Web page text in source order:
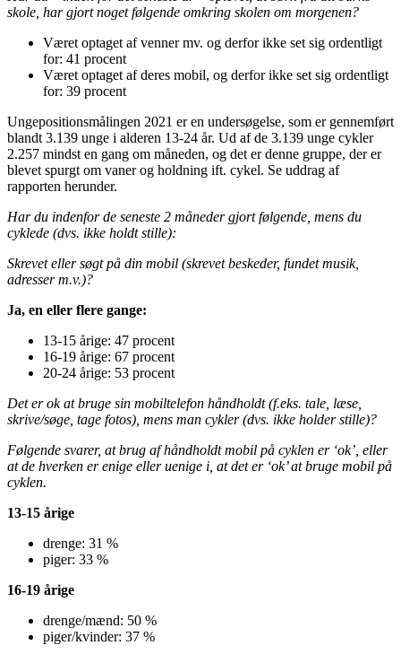
skole, har gjort noget følgende omkring skolen om morgenen?
Været optaget af venner mv. og derfor ikke set sig ordentligt
for: 41 procent
Været optaget af deres mobil, og derfor ikke set sig ordentligt
for: 39 procent
Ungepositionsmålingen 2021 er en undersøgelse, som er gennemført
blandt 3.139 unge i alderen 13-24 år. Ud af de 3.139 unge cykler
2.257 mindst en gang om måneden, og det er denne gruppe, der er
blevet spurgt om vaner og holdning ift. cykel. Se uddrag af
rapporten herunder.
Har du indenfor de seneste 2 måneder gjort følgende, mens du
cyklede (dvs. ikke holdt stille):
Skrevet eller søgt på din mobil (skrevet beskeder, fundet musik,
adresser m.v.)?
Ja, en eller flere gange:
13-15 årige: 47 procent
16-19 årige: 67 procent
20-24 årige: 53 procent
Det er ok at bruge sin mobiltelefon håndholdt (f.eks. tale, læse,
skrive/søge, tage fotos), mens man cykler (dvs. ikke holder stille)?
Følgende svarer, at brug af håndholdt mobil på cyklen er ‘ok’, eller
at de hverken er enige eller uenige i, at det er ‘ok’ at bruge mobil på
cyklen.
13-15 årige
drenge: 31 %
piger: 33 %
16-19 årige
drenge/mænd: 50 %
piger/kvinder: 37 %